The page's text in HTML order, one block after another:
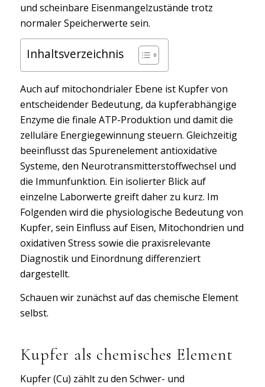
und scheinbare Eisenmangelzustände trotz
normaler Speicherwerte sein.
Inhaltsverzeichnis
Auch auf mitochondrialer Ebene ist Kupfer von
entscheidender Bedeutung, da kupferabhängige
Enzyme die finale ATP-Produktion und damit die
zelluläre Energiegewinnung steuern. Gleichzeitig
beeinflusst das Spurenelement antioxidative
Systeme, den Neurotransmitterstoffwechsel und
die Immunfunktion. Ein isolierter Blick auf
einzelne Laborwerte greift daher zu kurz. Im
Folgenden wird die physiologische Bedeutung von
Kupfer, sein Einfluss auf Eisen, Mitochondrien und
oxidativen Stress sowie die praxisrelevante
Diagnostik und Einordnung differenziert
dargestellt.
Schauen wir zunächst auf das chemische Element
selbst.
Kupfer als chemisches Element
Kupfer (Cu) zählt zu den Schwer- und